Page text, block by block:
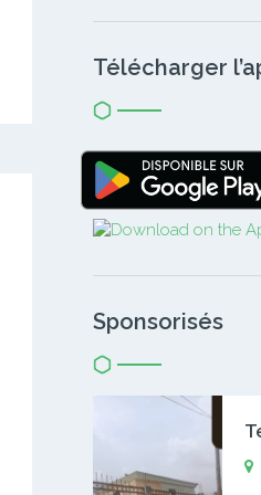
Télécharger
Sponsorisés